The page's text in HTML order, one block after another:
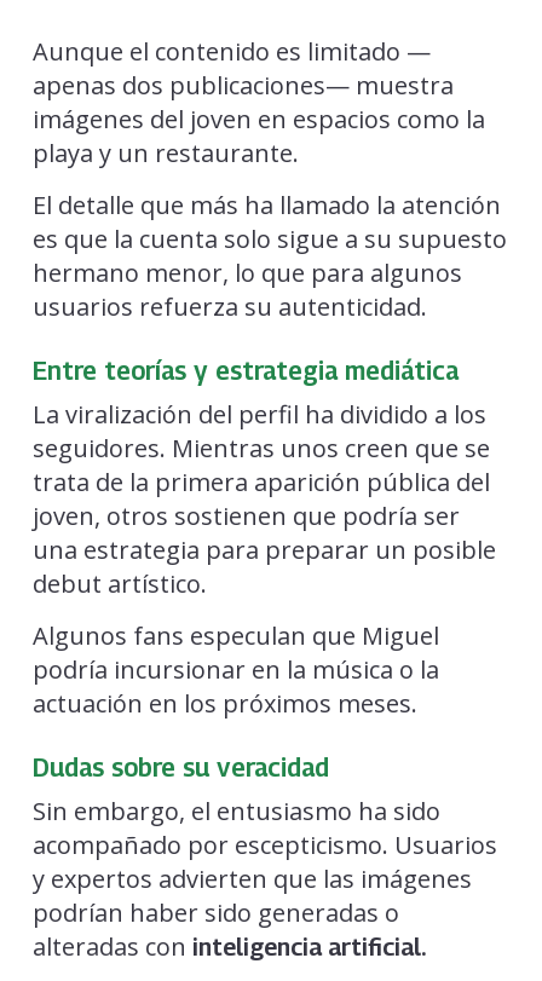
Aunque el contenido es limitado —
apenas dos publicaciones— muestra
imágenes del joven en espacios como la
playa y un restaurante.
El detalle que más ha llamado la atención
es que la cuenta solo sigue a su supuesto
hermano menor, lo que para algunos
usuarios refuerza su autenticidad.
Entre teorías y estrategia mediática
La viralización del perfil ha dividido a los
seguidores. Mientras unos creen que se
trata de la primera aparición pública del
joven, otros sostienen que podría ser
una estrategia para preparar un posible
debut artístico.
Algunos fans especulan que Miguel
podría incursionar en la música o la
actuación en los próximos meses.
Dudas sobre su veracidad
Sin embargo, el entusiasmo ha sido
acompañado por escepticismo. Usuarios
y expertos advierten que las imágenes
podrían haber sido generadas o
alteradas con inteligencia artificial.